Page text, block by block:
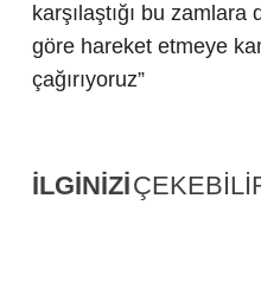
karşılaştığı bu
göre hareket etmeye
çağırıyoruz”
İLGİNİZİ